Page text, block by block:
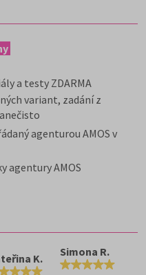
a testy ZDARMA
variant, zadání z
agenturou AMOS v
agentury AMOS
K. Simona R.